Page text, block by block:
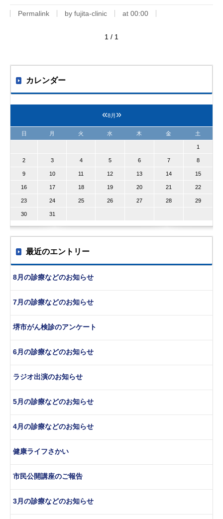
Permalink by fujita-clinic at 00:00
1 / 1
カレンダー
«8月 »
日 月 火 水 木 金 土
1
2 3 4 5 6 7 8
9 10 11 12 13 14 15
16 17 18 19 20 21 22
23 24 25 26 27 28 29
30 31
最近のエントリー
8月の診療などのお知らせ
7月の診療などのお知らせ
堺市がん検診のアンケート
6月の診療などのお知らせ
ラジオ出演のお知らせ
5月の診療などのお知らせ
4月の診療などのお知らせ
健康ライフさかい
市民公開講座のご報告
3月の診療などのお知らせ